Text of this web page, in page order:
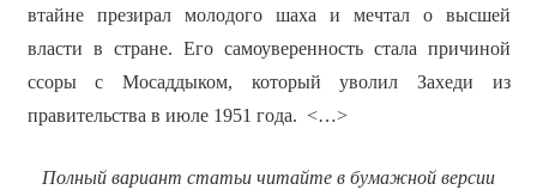
втайне презирал молодого шаха и мечтал о высшей
власти в стране. Его самоуверенность стала причиной
ссоры с Мосаддыком, который уволил Захеди из
правительства в июле 1951 года. <…>
Полный вариант статьи читайте в бумажной версии